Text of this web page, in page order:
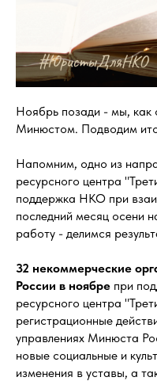
Ноябрь позади - мы, как
Минюстом. Подводим
Напомним, одно из
ресурсного центра
поддержка НКО при
последний месяц осени
работу - делимся
32 некоммерческие
России в ноябре при
ресурсного центра
регистрационные
управлениях Минюста
новые социальные и
изменения в уставы, а